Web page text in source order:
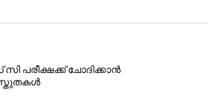
പരീക്ഷക്ക് ചോദിക്കാൻ